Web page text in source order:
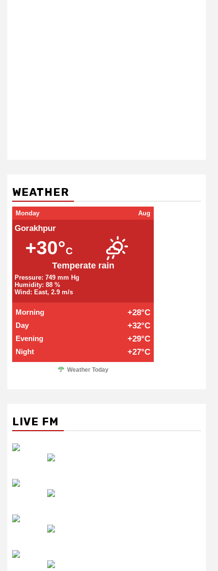
WEATHER
Monday Aug
Gorakhpur
+30°C
Temperate rain
Pressure: 749 mm Hg
Humidity: 88 %
Wind: East, 2.9 m/s
Morning +28°C
Day +32°C
Evening +29°C
Night +27°C
Weather Today
LIVE FM